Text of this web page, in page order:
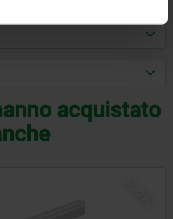
acquistato